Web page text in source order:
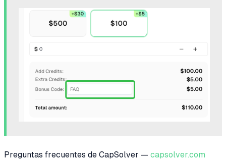
Preguntas frecuentes de CapSolver — capsolver.com